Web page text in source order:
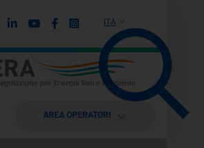
ITA
LinkedinYoutubeFacebook
Instagram
AREA OPERATORI